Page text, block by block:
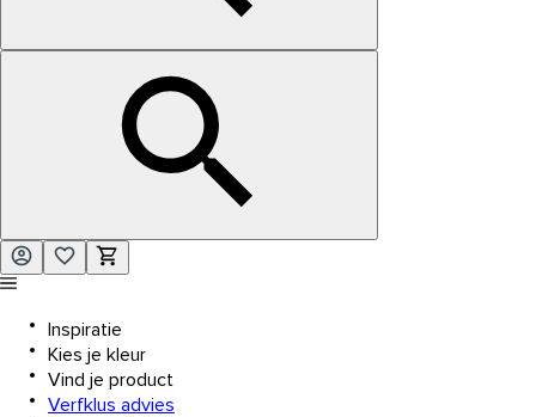
Inspiratie
Kies je kleur
Vind je product
Verfklus advies